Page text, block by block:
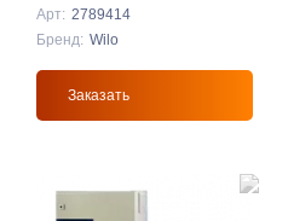
Арт: 2789414
Бренд: Wilo
Заказать